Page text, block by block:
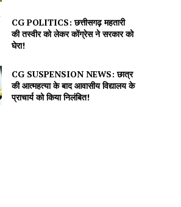
CG POLITICS: छत्तीसगढ़ महतारी
की तस्वीर को लेकर कोंग्रेस ने सरकार को
घेरा!
CG SUSPENSION NEWS: छात्र
की आत्महत्या के बाद आवासीय विद्यालय के
प्राचार्य को किया निलंबित!